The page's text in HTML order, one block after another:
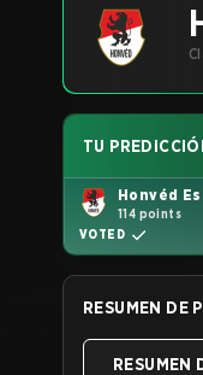
TU
Honvéd
114 points
VOTED
RESUMEN DE
RESUMEN